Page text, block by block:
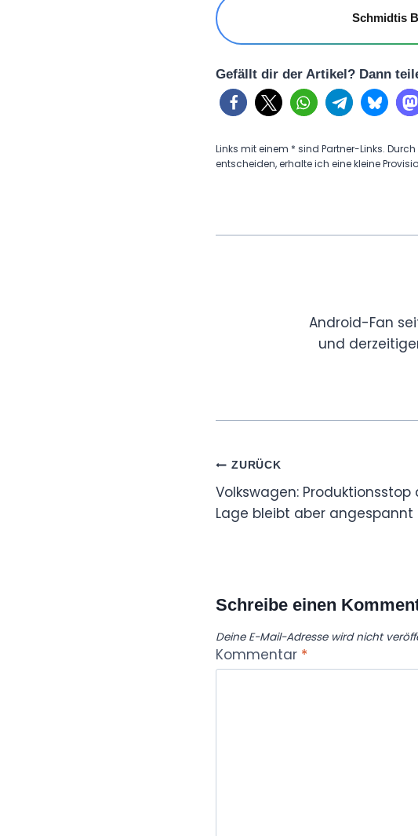
Schmidtis
Gefällt dir der Artikel? Dann
Links mit einem * sind Partner-Links.
entscheiden, erhalte ich eine kleine
Android-Fan
und
Beitragsnavigation
ZURÜCK
Volkswagen:
Lage bleibt aber angespannt
Schreibe einen
Deine E-Mail-Adresse wird nicht
Kommentar *